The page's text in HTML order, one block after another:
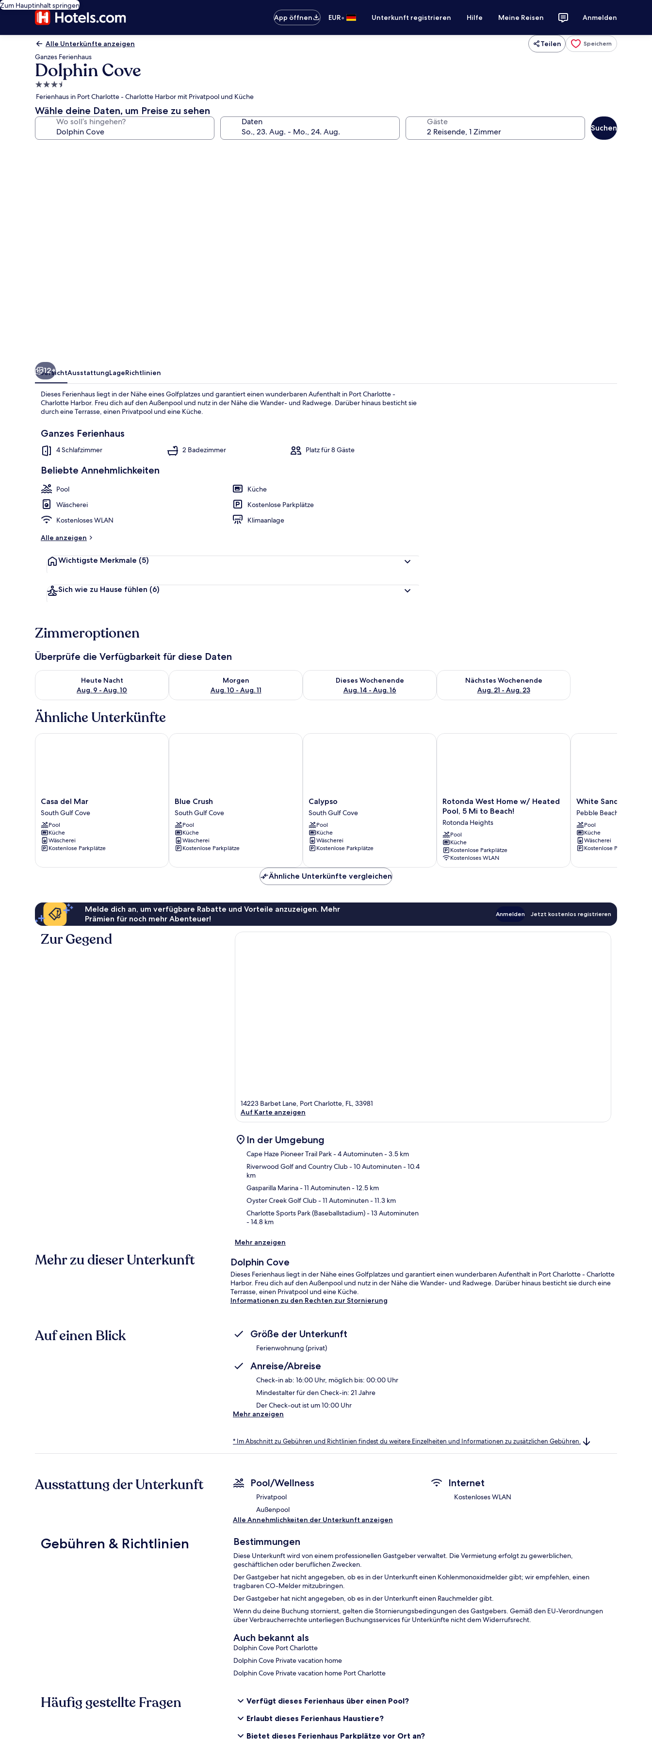
Zum Hauptinhalt springen
App öffnen
EUR• Unterkunft registrieren Hilfe Meine Reisen Anmelden
Alle Unterkünfte anzeigen Teilen Speichern
Ganzes Ferienhaus
Dolphin Cove
3.5-
Sterne-
Unterkunft
Ferienhaus in Port Charlotte - Charlotte Harbor mit Privatpool und Küche
Wähle deine Daten, um Preise zu sehen
Wo soll’s hingehen? Daten Gäste
Suchen
12+
ÜbersichtAusstattungLageRichtlinien
Dieses Ferienhaus liegt in der Nähe eines Golfplatzes und garantiert einen wunderbaren Aufenthalt in Port Charlotte -
Charlotte Harbor. Freu dich auf den Außenpool und nutz in der Nähe die Wander- und Radwege. Darüber hinaus besticht sie
durch eine Terrasse, einen Privatpool und eine Küche.
Ganzes Ferienhaus
4 Schlafzimmer 2 Badezimmer Platz für 8 Gäste
Beliebte Annehmlichkeiten
Pool
Küche
Wäscherei
Kostenlose Parkplätze
Kostenloses WLAN
Klimaanlage
Alle anzeigen
Wichtigste Merkmale (5)
Sich wie zu Hause fühlen (6)
Zimmeroptionen
Überprüfe die Verfügbarkeit für diese Daten
Heute Nacht
Aug. 9 - Aug. 10
Überprüfe die Verfügbarkeit für heute Nacht, Aug. 9 - Aug. 10.
Morgen
Aug. 10 - Aug. 11
Überprüfe die Verfügbarkeit für morgen, Aug. 10 - Aug. 11.
Dieses Wochenende
Aug. 14 - Aug. 16
Überprüfe die Verfügbarkeit für dieses Wochenende, Aug. 14 - Aug. 16.
Nächstes Wochenende
Aug. 21 - Aug. 23
Überprüfe die Verfügbarkeit für nächstes Wochenende, Aug.
Ähnliche Unterkünfte
Casa
del
Mar
South
Gulf
Cove
Casa del Mar
South Gulf Cove
Pool
Küche
Wäscherei
Kostenlose Parkplätze
Casa del Mar
Blue
Crush
South
Gulf
Cove
Blue Crush
South Gulf Cove
Pool
Küche
Wäscherei
Kostenlose Parkplätze
Blue Crush
Calypso
South
Gulf
Cove
Calypso
South Gulf Cove
Pool
Küche
Wäscherei
Kostenlose Parkplätze
Calypso
Rotonda
West
Home
w/
Heated
Pool,
5
Mi
to
Rotonda West Home w/ Heated
Pool, 5 Mi to Beach!
Rotonda Heights
Pool
Küche
Kostenlose Parkplätze
Kostenloses WLAN
Rotonda West Home w/ Heated Pool, 5 Mi to Beach!
White
Sands
Pebble
Beach
White Sands
Pebble Beach
Pool
Küche
Wäscherei
Kostenlose Parkplätze
White Sands
Ähnliche Unterkünfte vergleichen
Melde dich an, um verfügbare Rabatte und Vorteile anzuzeigen. Mehr
Prämien für noch mehr Abenteuer!
Anmelden Jetzt kostenlos registrieren
Zur Gegend
14223 Barbet Lane, Port Charlotte, FL, 33981
Auf Karte anzeigen
In der Umgebung
Cape Haze Pioneer Trail Park- 4 Autominuten- 3.5 km
Riverwood Golf and Country Club- 10 Autominuten- 10.4
km
Gasparilla Marina- 11 Autominuten- 12.5 km
Oyster Creek Golf Club- 11 Autominuten- 11.3 km
Charlotte Sports Park (Baseballstadium)- 13 Autominuten
- 14.8 km
Mehr anzeigen
Mehr zu dieser Unterkunft Dolphin Cove
Dieses Ferienhaus liegt in der Nähe eines Golfplatzes und garantiert einen wunderbaren Aufenthalt in Port Charlotte - Charlotte
Harbor. Freu dich auf den Außenpool und nutz in der Nähe die Wander- und Radwege. Darüber hinaus besticht sie durch eine
Terrasse, einen Privatpool und eine Küche.
Informationen zu den Rechten zur Stornierung
Auf einen Blick Größe der Unterkunft
Ferienwohnung (privat)
Anreise/Abreise
Check-in ab: 16:00 Uhr, möglich bis: 00:00 Uhr
Mindestalter für den Check-in: 21 Jahre
Der Check-out ist um 10:00 Uhr
Mehr anzeigen
* Im Abschnitt zu Gebühren und Richtlinien findest du weitere Einzelheiten und Informationen zu zusätzlichen Gebühren.
Ausstattung der Unterkunft Pool/Wellness
Privatpool
Außenpool
Internet
Kostenloses WLAN
Alle Annehmlichkeiten der Unterkunft anzeigen
Gebühren & Richtlinien Bestimmungen
Diese Unterkunft wird von einem professionellen Gastgeber verwaltet. Die Vermietung erfolgt zu gewerblichen,
geschäftlichen oder beruflichen Zwecken.
Der Gastgeber hat nicht angegeben, ob es in der Unterkunft einen Kohlenmonoxidmelder gibt; wir empfehlen, einen
tragbaren CO-Melder mitzubringen.
Der Gastgeber hat nicht angegeben, ob es in der Unterkunft einen Rauchmelder gibt.
Wenn du deine Buchung stornierst, gelten die Stornierungsbedingungen des Gastgebers. Gemäß den EU-Verordnungen
über Verbraucherrechte unterliegen Buchungsservices für Unterkünfte nicht dem Widerrufsrecht.
Auch bekannt als
Dolphin Cove Port Charlotte
Dolphin Cove Private vacation home
Dolphin Cove Private vacation home Port Charlotte
Häufig gestellte Fragen
Verfügt dieses Ferienhaus über einen Pool?
Erlaubt dieses Ferienhaus Haustiere?
Bietet dieses Ferienhaus Parkplätze vor Ort an?